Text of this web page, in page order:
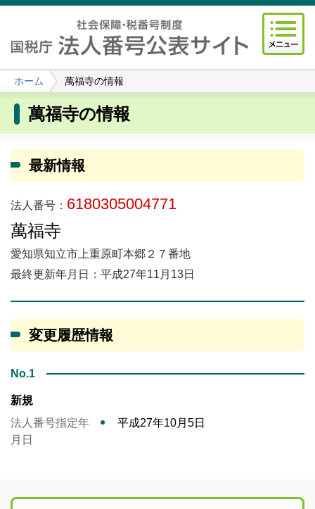
ホーム 萬福寺の情報
萬福寺の情報
最新情報
法人番号： 6180305004771
萬福寺
愛知県知立市上重原町本郷２７番地
最終更新年月日：平成27年11月13日
変更履歴情報
No.1
新規
法人番号指定年
月日
平成27年10月5日